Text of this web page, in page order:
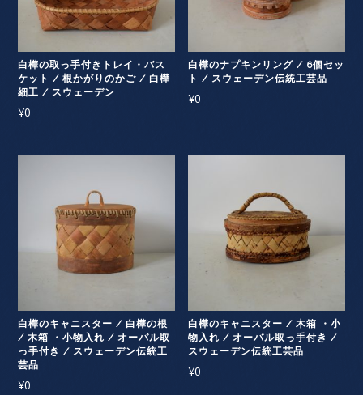
白樺の取っ手付きトレイ・バス
ケット / 根かがりのかご / 白樺
細工 / スウェーデン
¥0
白樺のナプキンリング / 6個セッ
ト / スウェーデン伝統工芸品
¥0
白樺のキャニスター / 白樺の根
/ 木箱 ・小物入れ / オーバル取
っ手付き / スウェーデン伝統工
芸品
¥0
白樺のキャニスター / 木箱 ・小
物入れ / オーバル取っ手付き /
スウェーデン伝統工芸品
¥0